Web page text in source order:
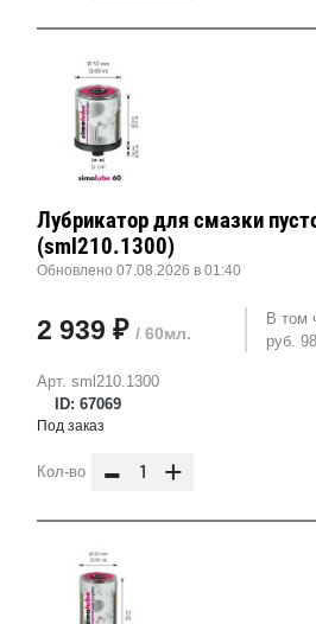
Арт. sml210.1300
ID: 67069
Лубрикатор для смазки
(sml210.1300)
Обновлено 07.08.2026 в 01:40
2 939 ₽ / 60мл.
В том
руб.
Под заказ
Кол-во - +